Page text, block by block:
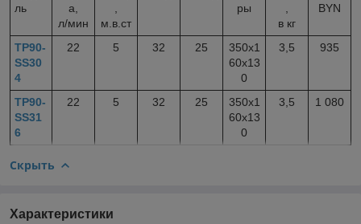
ль
а,
л/мин
м.в.ст
ры
в кг
BYN
TP90-
SS30
4
22 5 32 25
350х1
60х13
0
3,5 935
TP90-
SS31
6
22 5 32 25
350х1
60х13
0
3,5 1 080
Скрыть
Характеристики